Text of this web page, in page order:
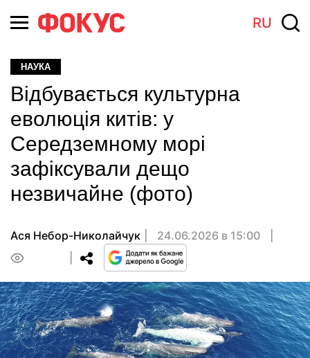
RU
НАУКА
Відбувається культурна
еволюція китів: у
Середземному морі
зафіксували дещо
незвичайне (фото)
Ася Небор-Николайчук
24.06.2026 в 15:00